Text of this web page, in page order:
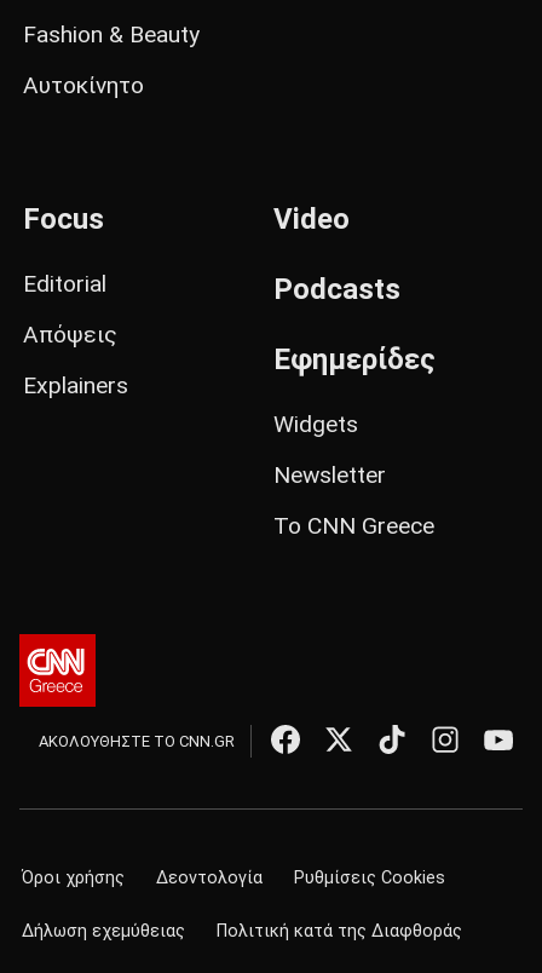
Fashion & Beauty
Αυτοκίνητο
Focus
Editorial
Απόψεις
Explainers
Video
Podcasts
Εφημερίδες
Widgets
Newsletter
Το CNN Greece
ΑΚΟΛΟΥΘΗΣΤΕ ΤΟ CNN.GR
Όροι χρήσης Δεοντολογία Ρυθμίσεις Cookies
Δήλωση εχεμύθειας Πολιτική κατά της Διαφθοράς